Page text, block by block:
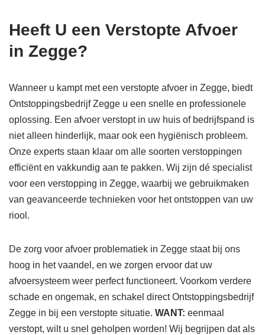
Heeft U een Verstopte Afvoer
in Zegge?
Wanneer u kampt met een verstopte afvoer in Zegge, biedt
Ontstoppingsbedrijf Zegge u een snelle en professionele
oplossing. Een afvoer verstopt in uw huis of bedrijfspand is
niet alleen hinderlijk, maar ook een hygiënisch probleem.
Onze experts staan klaar om alle soorten verstoppingen
efficiënt en vakkundig aan te pakken. Wij zijn dé specialist
voor een verstopping in Zegge, waarbij we gebruikmaken
van geavanceerde technieken voor het ontstoppen van uw
riool.
De zorg voor afvoer problematiek in Zegge staat bij ons
hoog in het vaandel, en we zorgen ervoor dat uw
afvoersysteem weer perfect functioneert. Voorkom verdere
schade en ongemak, en schakel direct Ontstoppingsbedrijf
Zegge in bij een verstopte situatie. WANT: eenmaal
verstopt, wilt u snel geholpen worden! Wij begrijpen dat als